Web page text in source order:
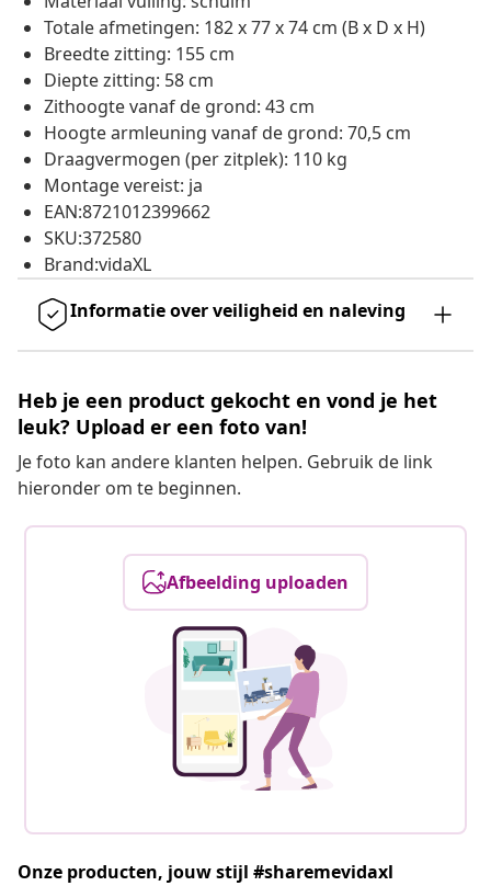
Totale afmetingen: 182 x 77 x 74 cm (B x D x H)
Breedte zitting: 155 cm
Diepte zitting: 58 cm
Zithoogte vanaf de grond: 43 cm
Hoogte armleuning vanaf de grond: 70,5 cm
Draagvermogen (per zitplek): 110 kg
Montage vereist: ja
EAN:8721012399662
SKU:372580
Brand:vidaXL
Informatie over veiligheid en naleving
Heb je een product gekocht en vond je het
leuk? Upload er een foto van!
Je foto kan andere klanten helpen. Gebruik de link
hieronder om te beginnen.
Afbeelding uploaden
Onze producten, jouw stijl #sharemevidaxl